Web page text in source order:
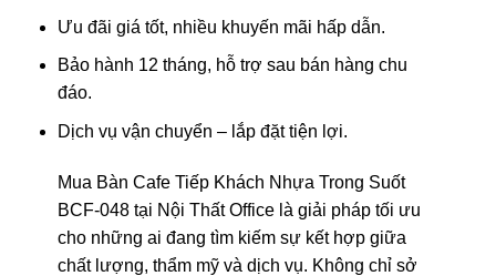
Ưu đãi giá tốt, nhiều khuyến mãi hấp dẫn.
Bảo hành 12 tháng, hỗ trợ sau bán hàng chu
đáo.
Dịch vụ vận chuyển – lắp đặt tiện lợi.
Mua Bàn Cafe Tiếp Khách Nhựa Trong Suốt
BCF-048 tại Nội Thất Office là giải pháp tối ưu
cho những ai đang tìm kiếm sự kết hợp giữa
chất lượng, thẩm mỹ và dịch vụ. Không chỉ sở